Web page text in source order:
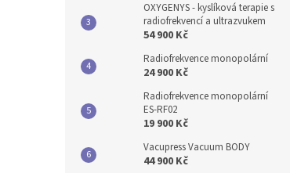
OXYGENYS - kyslíková terapie s
radiofrekvencí a ultrazvukem
54 900 Kč
Radiofrekvence monopolární
24 900 Kč
Radiofrekvence monopolární
ES-RF02
19 900 Kč
Vacupress Vacuum BODY
44 900 Kč